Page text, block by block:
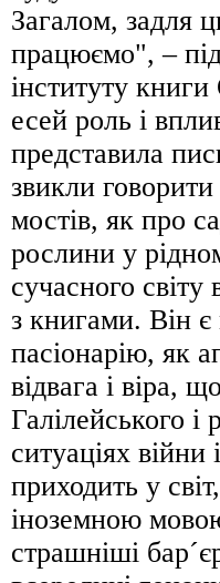
Загалом, задля
працюємо", –
інституту
есей роль і
представила
звикли
мостів, як про
рослини у
сучасного
з книгами. Він
пасіонарію, як
відвага і віра,
Галілейського
ситуаціях
приходить у
іноземною
страшніші